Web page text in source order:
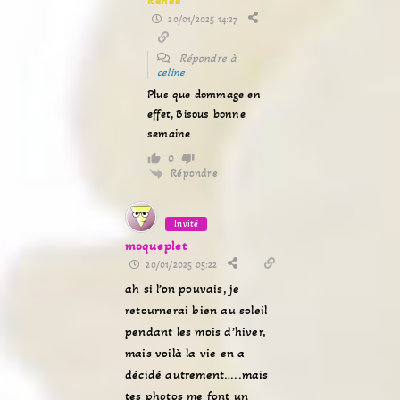
20/01/2025 14:27
Répondre à
celine
Plus que dommage en
effet, Bisous bonne
semaine
0
Répondre
Invité
moqueplet
20/01/2025 05:22
ah si l’on pouvais, je
retournerai bien au soleil
pendant les mois d’hiver,
mais voilà la vie en a
décidé autrement…..mais
tes photos me font un